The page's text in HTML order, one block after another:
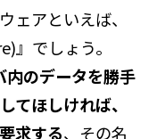
ェアといえば、
』でしょう。
内のデータを勝手
てほしければ、
求する、その名